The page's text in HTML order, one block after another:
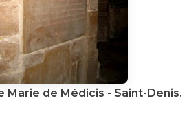
Marie de Médicis - Saint-Denis.